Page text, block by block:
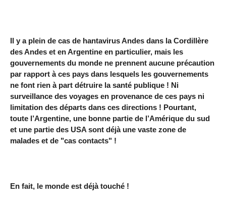
Il y a plein de cas de hantavirus Andes dans la Cordillère
des Andes et en Argentine en particulier, mais les
gouvernements du monde ne prennent aucune précaution
par rapport à ces pays dans lesquels les gouvernements
ne font rien à part détruire la santé publique ! Ni
surveillance des voyages en provenance de ces pays ni
limitation des départs dans ces directions ! Pourtant,
toute l’Argentine, une bonne partie de l’Amérique du sud
et une partie des USA sont déjà une vaste zone de
malades et de "cas contacts" !
En fait, le monde est déjà touché !